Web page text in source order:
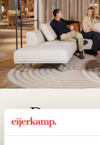
De
gezien op tv!